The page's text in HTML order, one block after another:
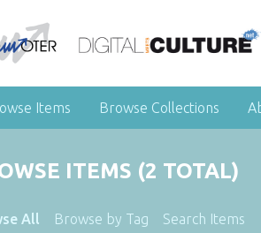
Items Browse Collections
ITEMS (2 TOTAL)
All Browse by Tag Search Items